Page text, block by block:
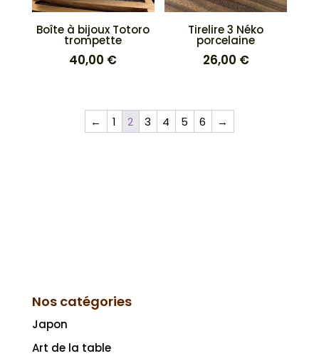
Boîte à bijoux Totoro
trompette
40,00 €
Tirelire 3 Néko
porcelaine
26,00 €
← 1 2 3 4 5 6 →
Nos catégories
Japon
Art de la table